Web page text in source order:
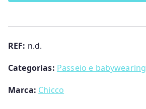
Flexi
e
Seat
REF: n.d.
Categorias: Passeio e babywearing
Marca: Chicco